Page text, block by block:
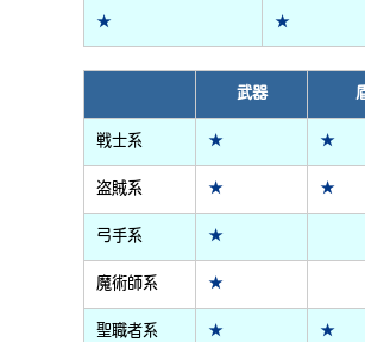
★ ★
武器
戦士系 ★ ★
盗賊系 ★ ★
弓手系 ★
魔術師系 ★
聖職者系 ★ ★